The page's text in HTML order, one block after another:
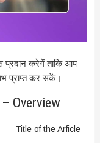
प्रदान करेगें ताकि आप
प्राप्त कर सकें।
Overview
Title of the Arficle